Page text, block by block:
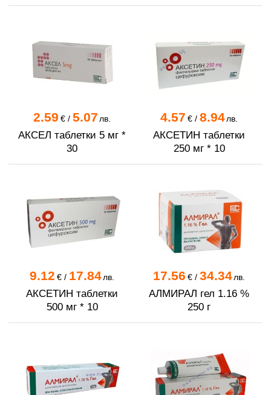
2.59 €/ 5.07 лв.
АКСЕЛ таблетки 5 мг *
30
4.57 €/ 8.94лв.
АКСЕТИН таблетки
250 мг * 10
9.12 €/ 17.84лв.
АКСЕТИН таблетки
500 мг * 10
17.56 €/ 34.34лв.
АЛМИРАЛ гел 1.16 %
250 г